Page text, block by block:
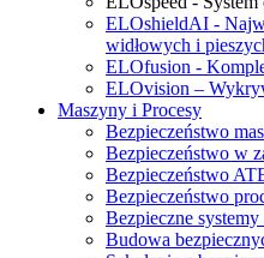
ELOshieldAI -
widłowych i
ELOfusion -
ELOvision –
Maszyny i Procesy
Bezpieczeństwo
Bezpieczeństwo w
Bezpieczeństwo
Bezpieczeństwo
Bezpieczne
Budowa